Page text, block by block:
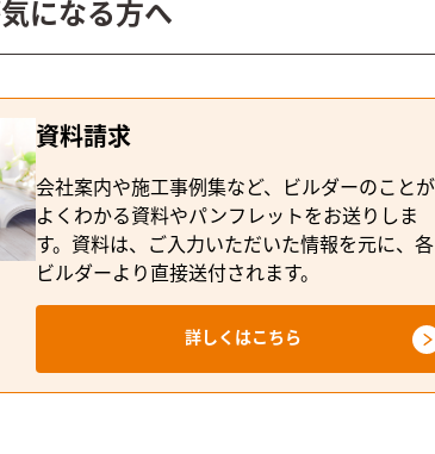
になる方へ
資料請求
会社案内や施工事例集など、ビルダーのことが
よくわかる資料やパンフレットをお送りしま
す。資料は、ご入力いただいた情報を元に、各
ビルダーより直接送付されます。
詳しくはこちら